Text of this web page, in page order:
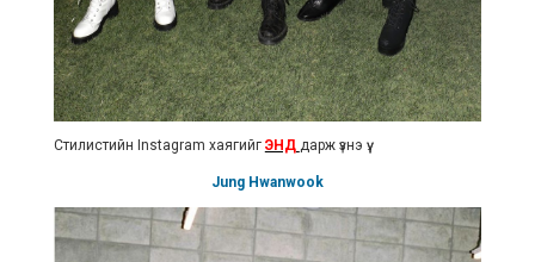
Стилистийн Instagram хаягийг ЭНД дарж үзнэ үү.
Jung Hwanwook